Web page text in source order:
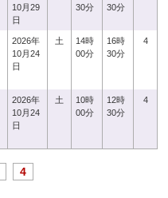
10月29
日
30分
30分
2026年
10月24
日
土
14時
00分
16時
30分
4
2026年
10月24
日
土
10時
00分
12時
30分
4
4